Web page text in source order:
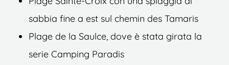
sabbia fine a est sul chemin des Tamaris
Plage de la Saulce, dove è stata girata la
serie Camping Paradis